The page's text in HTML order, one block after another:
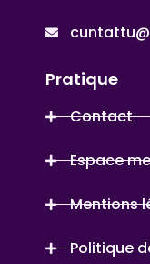
Pratique
Contact
Espace
Mentions
Politique